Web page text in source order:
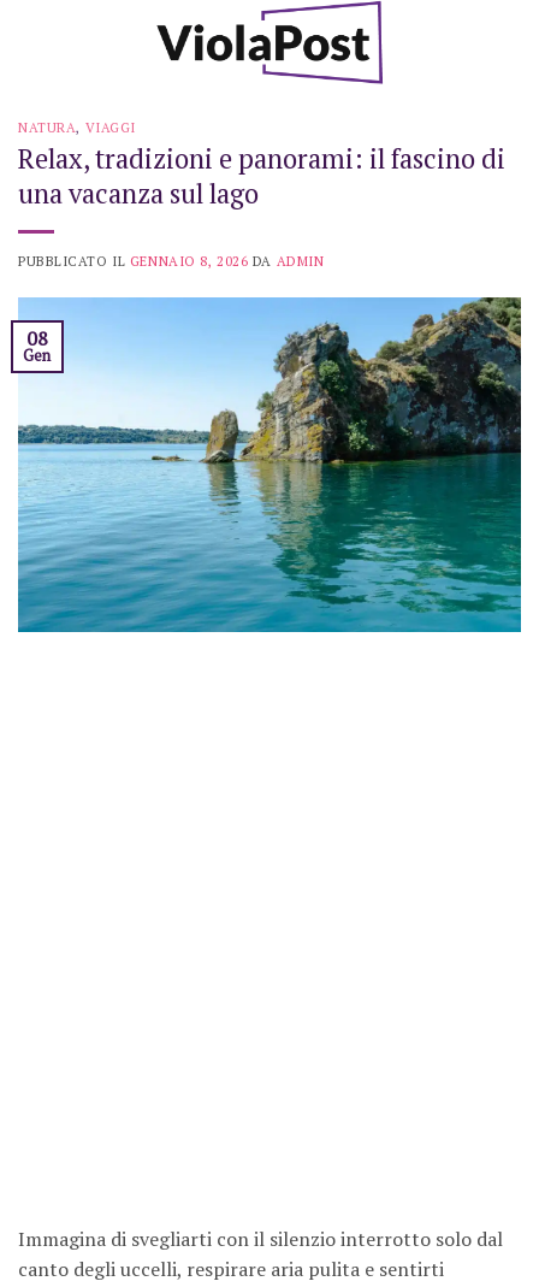
NATURA, VIAGGI
Relax, tradizioni e panorami: il fascino di
una vacanza sul lago
PUBBLICATO IL GENNAIO 8, 2026 DA ADMIN
08
Gen
Immagina di svegliarti con il silenzio interrotto solo dal
canto degli uccelli, respirare aria pulita e sentirti